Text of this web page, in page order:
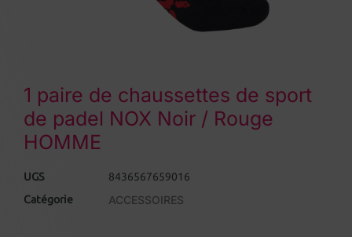
1 paire de chaussettes de sport
de padel NOX Noir / Rouge
HOMME
UGS
8436567659016
Catégorie
ACCESSOIRES